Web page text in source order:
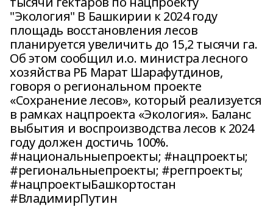
"Экология" В Башкирии к 2024 году
площадь восстановления лесов
планируется увеличить до 15,2 тысячи га.
Об этом сообщил и.о. министра лесного
хозяйства РБ Марат Шарафутдинов,
говоря о региональном проекте
«Сохранение лесов», который реализуется
в рамках нацпроекта «Экология». Баланс
выбытия и воспроизводства лесов к 2024
году должен достичь 100%.
#национальныепроекты; #нацпроекты;
#региональныепроекты; #регпроекты;
#нацпроектыБашкортостан
#ВладимирПутин